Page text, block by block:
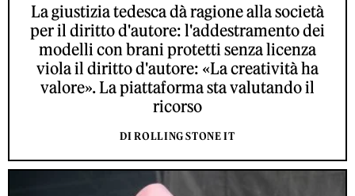
La giustizia tedesca dà ragione alla società
per il diritto d'autore: l'addestramento dei
modelli con brani protetti senza licenza
viola il diritto d'autore: «La creatività ha
valore». La piattaforma sta valutando il
ricorso
DI ROLLING STONE IT